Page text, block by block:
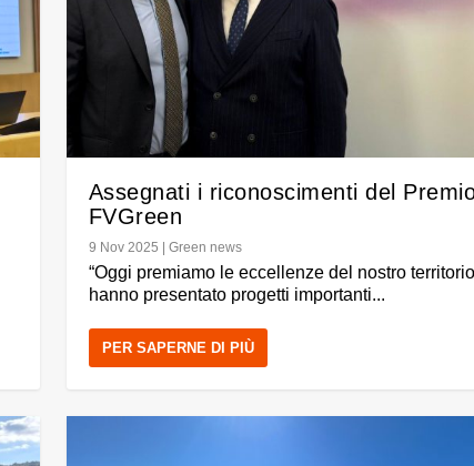
Assegnati i riconoscimenti del
FVGreen
9 Nov 2025 Green news
“Oggi premiamo le eccellenze del nostro
hanno presentato progetti importanti...
PER SAPERNE DI PIÙ